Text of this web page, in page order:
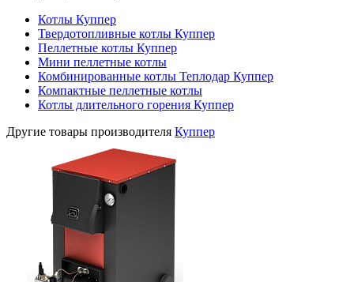
Котлы Куппер
Твердотопливные котлы Куппер
Пеллетные котлы Куппер
Мини пеллетные котлы
Комбинированные котлы Теплодар Куппер
Компактные пеллетные котлы
Котлы длительного горения Куппер
Другие товары производителя Куппер